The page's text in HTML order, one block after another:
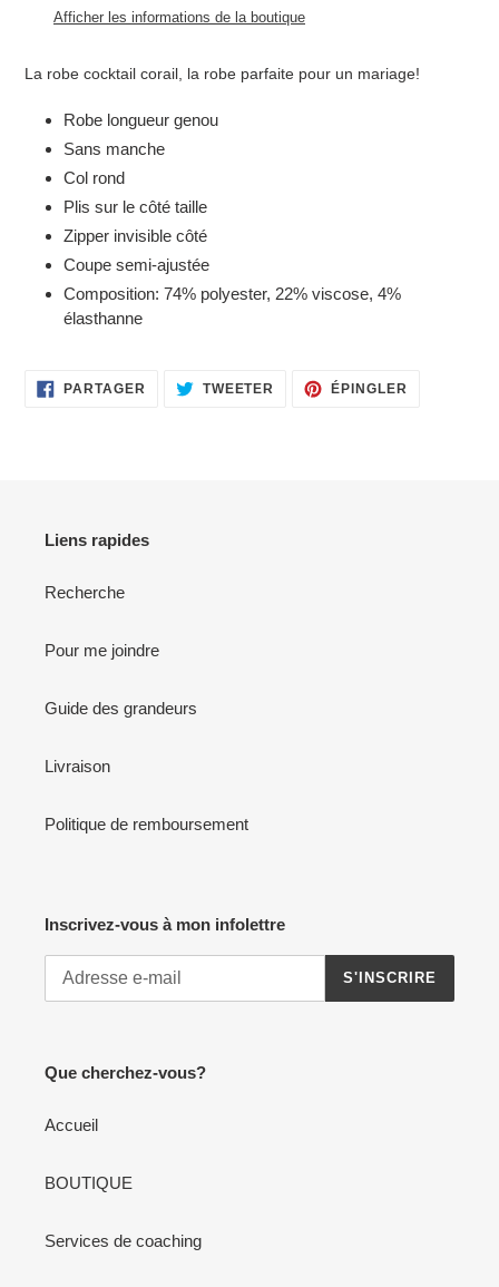
produit
panier
Afficher les informations de la boutique
La robe cocktail corail, la robe parfaite pour un mariage!
Robe longueur genou
Sans manche
Col rond
Plis sur le côté taille
Zipper invisible côté
Coupe semi-ajustée
Composition: 74% polyester, 22% viscose, 4%
élasthanne
PARTAGER PARTAGER
SUR
TWEETER TWEETER
SUR
ÉPINGLER
Liens rapides
Recherche
Pour me joindre
Guide des grandeurs
Livraison
Politique de remboursement
Inscrivez-vous à mon infolettre
S'INSCRIRE
Que cherchez-vous?
Accueil
BOUTIQUE
Services de coaching